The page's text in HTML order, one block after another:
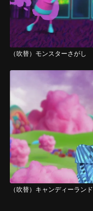
（吹替）モンスターさがし
（吹替）キャンディーランド